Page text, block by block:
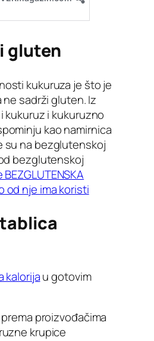
gluten
kukuruza je što je
sadrži gluten. Iz
kukuruz i kukuruzno
kao namirnica
su na bezglutenskoj
bezglutenskoj
od nje ima koristi
kalorijau gotovim
proizvođačima
krupice